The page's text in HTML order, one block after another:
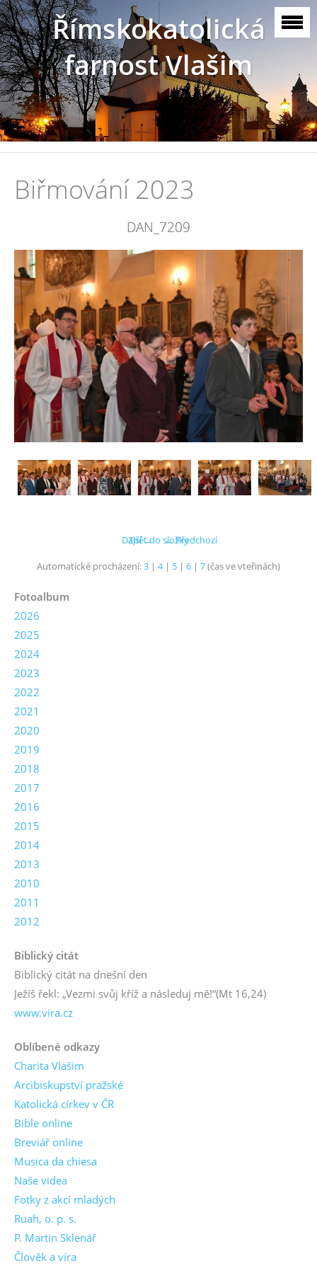
Římskokatolická
farnost Vlašim
Biřmování 2023
DAN_7209
← Předchozí
Další →
Zpět do složky
Automatické procházení:3 | 4| 5 | 6 | 7(čas ve vteřinách)
Fotoalbum
2026
2025
2024
2023
2022
2021
2020
2019
2018
2017
2016
2015
2014
2013
2010
2011
2012
Biblický citát
Biblický citát na dnešní den
Ježíš řekl: „Vezmi svůj kříž a následuj mě!“(Mt 16,24)
www.vira.cz
Oblíbené odkazy
Charita Vlašim
Arcibiskupství pražské
Katolická církev v ČR
Bible online
Breviář online
Musica da chiesa
Naše videa
Fotky z akcí mladých
Ruah, o. p. s.
P. Martin Sklenář
Člověk a víra